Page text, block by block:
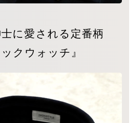
に愛される定番柄
ックウォッチ』